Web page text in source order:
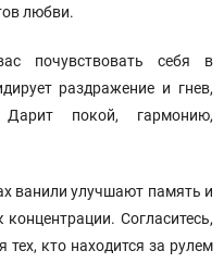
любви.
почувствовать себя в
раздражение и гнев,
Дарит покой, гармонию,
ванили улучшают память и
Согласитесь,
тех, кто находится за рулем